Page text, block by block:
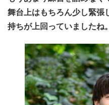
舞台上はもちろん少し緊張
持ちが上回っていましたね。